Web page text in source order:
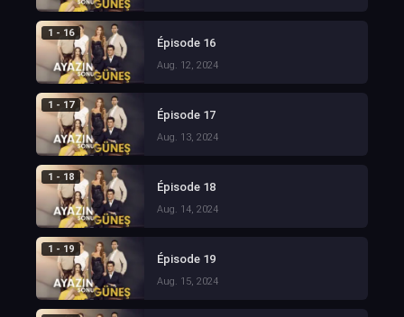
1 - 16
Épisode 16
Aug. 12, 2024
1 - 17
Épisode 17
Aug. 13, 2024
1 - 18
Épisode 18
Aug. 14, 2024
1 - 19
Épisode 19
Aug. 15, 2024